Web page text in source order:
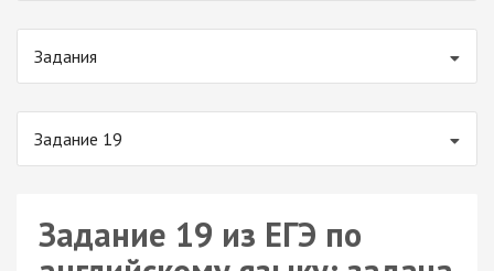
Задания
Задание 19
Задание 19 из ЕГЭ по